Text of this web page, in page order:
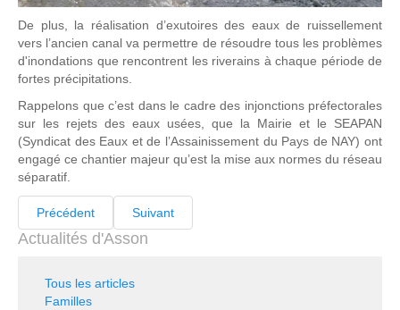
De plus, la réalisation d’exutoires des eaux de ruissellement
vers l’ancien canal va permettre de résoudre tous les problèmes
d'inondations que rencontrent les riverains à chaque période de
fortes précipitations.
Rappelons que c’est dans le cadre des injonctions préfectorales
sur les rejets des eaux usées, que la Mairie et le SEAPAN
(Syndicat des Eaux et de l’Assainissement du Pays de NAY) ont
engagé ce chantier majeur qu’est la mise aux normes du réseau
séparatif.
Précédent Suivant
Actualités d'Asson
Tous les articles
Familles